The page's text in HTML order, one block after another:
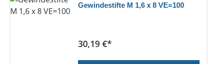
Gewindestifte M 1,6 x 8 VE=100
Regulärer Preis:
30,19 €*